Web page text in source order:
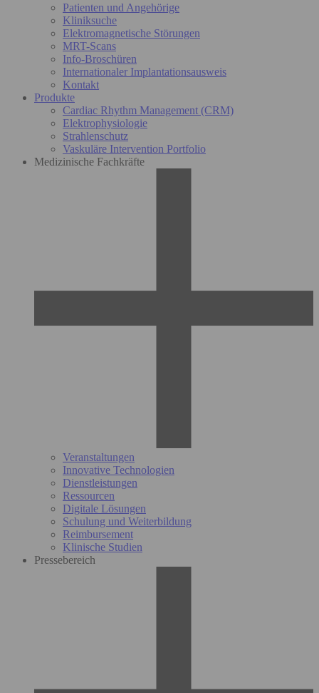
Patienten und Angehörige
Kliniksuche
Elektromagnetische Störungen
MRT-Scans
Info-Broschüren
Internationaler Implantationsausweis
Kontakt
Produkte
Cardiac Rhythm Management (CRM)
Elektrophysiologie
Strahlenschutz
Vaskuläre Intervention Portfolio
Medizinische Fachkräfte
Veranstaltungen
Innovative Technologien
Dienstleistungen
Ressourcen
Digitale Lösungen
Schulung und Weiterbildung
Reimbursement
Klinische Studien
Pressebereich